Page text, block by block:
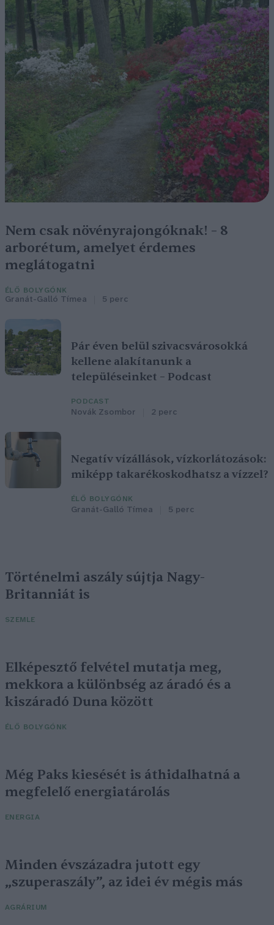
Nem csak növényrajongóknak! – 8
arborétum, amelyet érdemes
meglátogatni
ÉLŐ BOLYGÓNK
Granát-Galló Tímea 5 perc
Pár éven belül szivacsvárosokká
kellene alakítanunk a
településeinket – Podcast
PODCAST
Novák Zsombor 2 perc
Negatív vízállások, vízkorlátozások:
miképp takarékoskodhatsz a vízzel?
ÉLŐ BOLYGÓNK
Granát-Galló Tímea 5 perc
Történelmi aszály sújtja Nagy-
Britanniát is
SZEMLE
Elképesztő felvétel mutatja meg,
mekkora a különbség az áradó és a
kiszáradó Duna között
ÉLŐ BOLYGÓNK
Még Paks kiesését is áthidalhatná a
megfelelő energiatárolás
ENERGIA
Minden évszázadra jutott egy
„szuperaszály”, az idei év mégis más
AGRÁRIUM